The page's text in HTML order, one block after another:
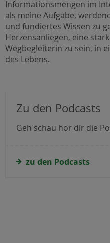
Informationsmengen im
als meine Aufgabe,
und fundiertes Wissen zu
Herzensanliegen, eine
Wegbegleiterin zu sein, in
des Lebens.
Zu den Podcasts
Geh schau hör dir die
zu den Podcasts